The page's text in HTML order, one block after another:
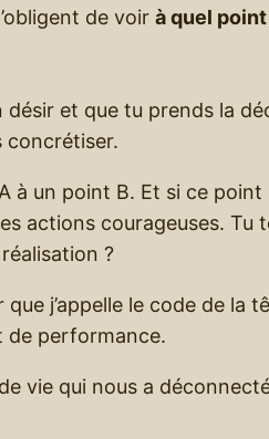
de voirà quel
désir et que tu prends la
concrétiser.
à un point B. Et si ce
actions courageuses. Tu
réalisation ?
que j’appelle le code de
de performance.
vie qui nous a